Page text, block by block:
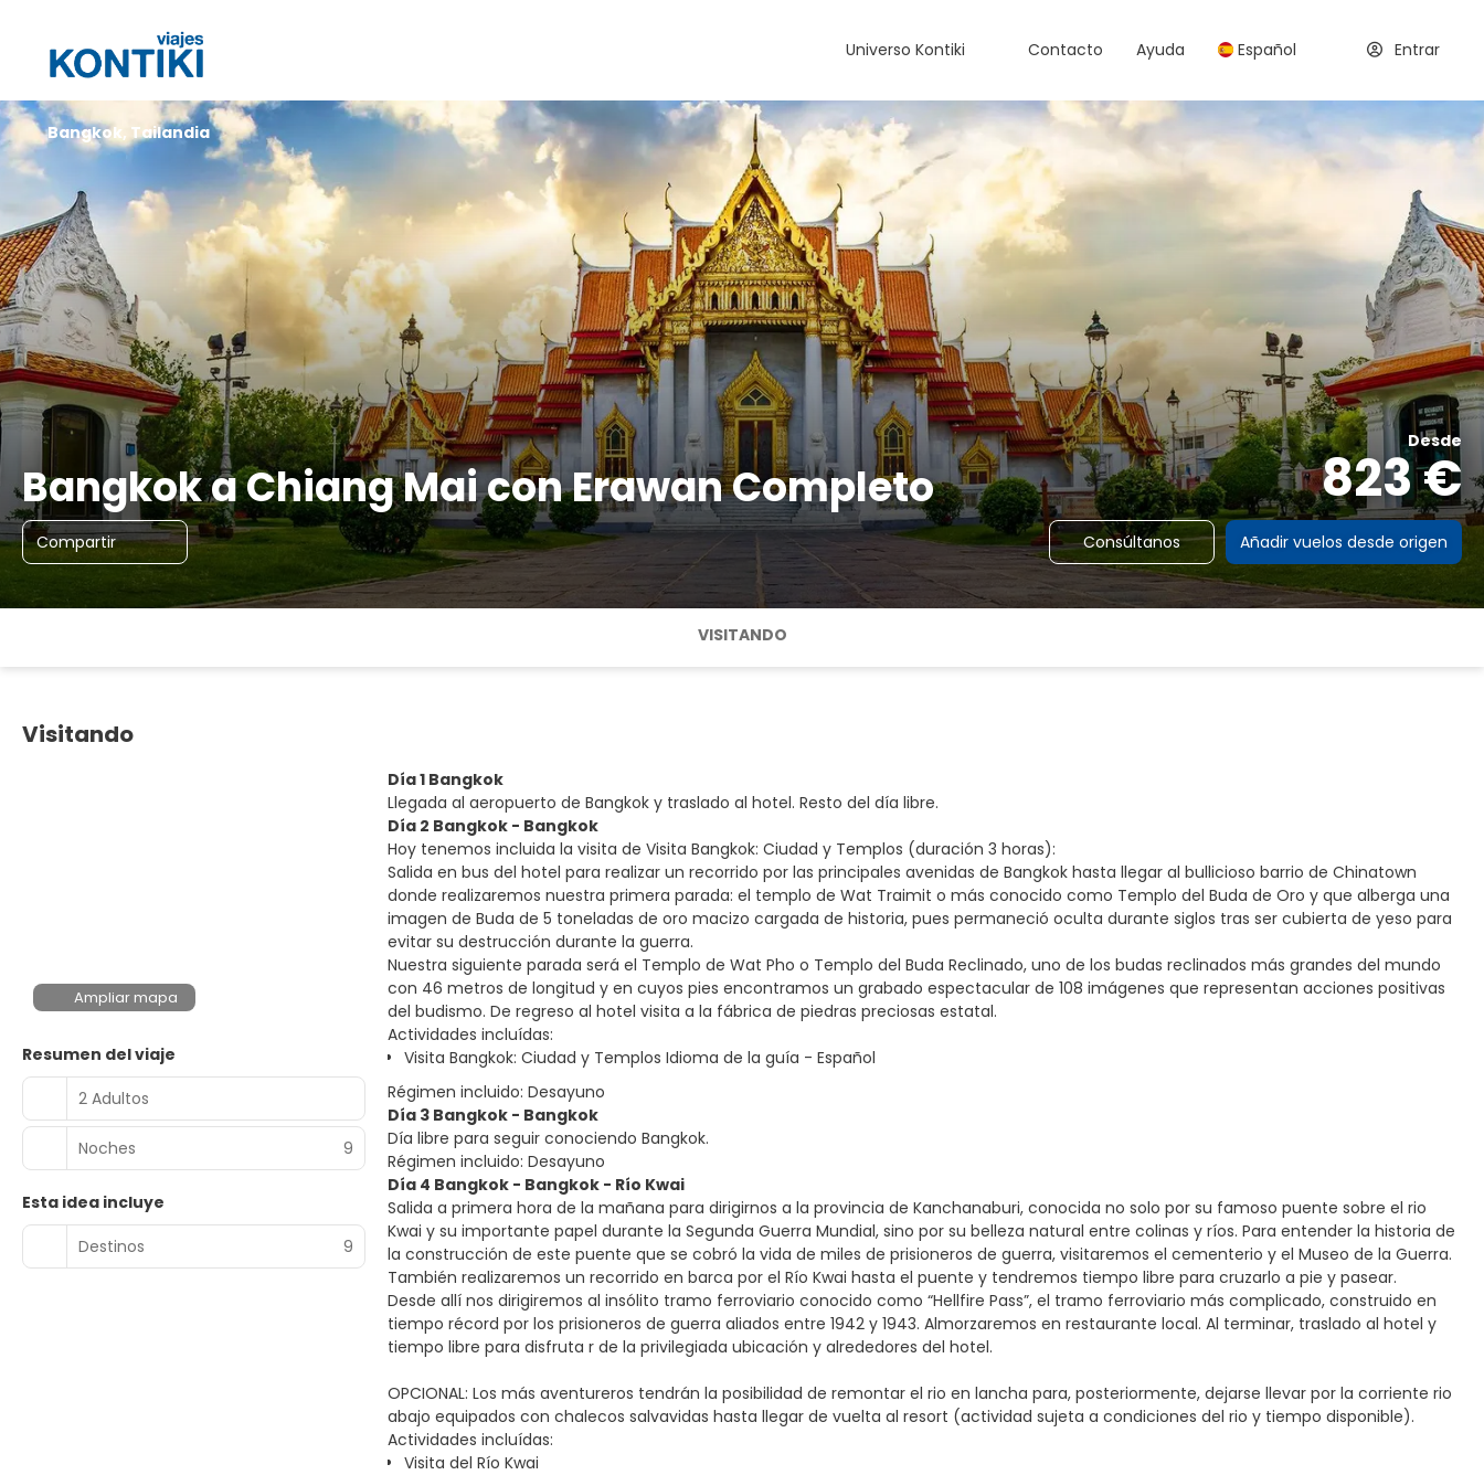
Universo Kontiki Contacto Ayuda Español Entrar
Bangkok a Chiang Mai con Erawan Completo
Desde
823 €
Compartir Consúltanos Añadir vuelos desde origen
Bangkok, Tailandia
VISITANDO
Visitando
Ampliar mapa
Resumen del viaje
2 Adultos
Noches 9
Esta idea incluye
Destinos
9
Día 1 Bangkok
Llegada al aeropuerto de Bangkok y traslado al hotel. Resto del día libre.
Día 2 Bangkok - Bangkok
Hoy tenemos incluida la visita de Visita Bangkok: Ciudad y Templos (duración 3 horas):
Salida en bus del hotel para realizar un recorrido por las principales avenidas de Bangkok hasta llegar al bullicioso barrio de Chinatown
donde realizaremos nuestra primera parada: el templo de Wat Traimit o más conocido como Templo del Buda de Oro y que alberga una
imagen de Buda de 5 toneladas de oro macizo cargada de historia, pues permaneció oculta durante siglos tras ser cubierta de yeso para
evitar su destrucción durante la guerra.
Nuestra siguiente parada será el Templo de Wat Pho o Templo del Buda Reclinado, uno de los budas reclinados más grandes del mundo
con 46 metros de longitud y en cuyos pies encontramos un grabado espectacular de 108 imágenes que representan acciones positivas
del budismo. De regreso al hotel visita a la fábrica de piedras preciosas estatal.
Actividades incluídas:
Visita Bangkok: Ciudad y Templos Idioma de la guía - Español
Régimen incluido: Desayuno
Día 3 Bangkok - Bangkok
Día libre para seguir conociendo Bangkok.
Régimen incluido: Desayuno
Día 4 Bangkok - Bangkok - Río Kwai
Salida a primera hora de la mañana para dirigirnos a la provincia de Kanchanaburi, conocida no solo por su famoso puente sobre el rio
Kwai y su importante papel durante la Segunda Guerra Mundial, sino por su belleza natural entre colinas y ríos. Para entender la historia de
la construcción de este puente que se cobró la vida de miles de prisioneros de guerra, visitaremos el cementerio y el Museo de la Guerra.
También realizaremos un recorrido en barca por el Río Kwai hasta el puente y tendremos tiempo libre para cruzarlo a pie y pasear.
Desde allí nos dirigiremos al insólito tramo ferroviario conocido como “Hellfire Pass”, el tramo ferroviario más complicado, construido en
tiempo récord por los prisioneros de guerra aliados entre 1942 y 1943. Almorzaremos en restaurante local. Al terminar, traslado al hotel y
tiempo libre para disfruta r de la privilegiada ubicación y alrededores del hotel.
OPCIONAL: Los más aventureros tendrán la posibilidad de remontar el rio en lancha para, posteriormente, dejarse llevar por la corriente rio
abajo equipados con chalecos salvavidas hasta llegar de vuelta al resort (actividad sujeta a condiciones del rio y tiempo disponible).
Actividades incluídas:
Visita del Río Kwai